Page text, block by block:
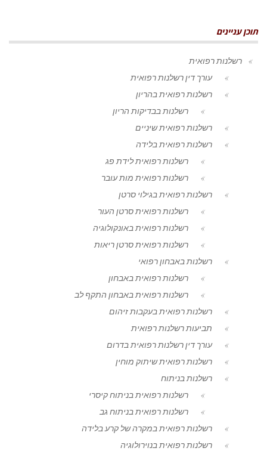
תוכן עניינים
רשלנות רפואית
עורך דין רשלנות רפואית
רשלנות רפואית בהריון
רשלנות בבדיקות הריון
רשלנות רפואית שיניים
רשלנות רפואית בלידה
רשלנות רפואית לידת פג
רשלנות רפואית מות עובר
רשלנות רפואית בגילוי סרטן
רשלנות רפואית סרטן העור
רשלנות רפואית באונקולוגיה
רשלנות רפואית סרטן ריאות
רשלנות באבחון רפואי
רשלנות רפואית באבחון
רשלנות רפואית באבחון התקף לב
רשלנות רפואית בעקבות זיהום
תביעות רשלנות רפואית
עורך דין רשלנות רפואית בדרום
רשלנות רפואית שיתוק מוחין
רשלנות בניתוח
רשלנות רפואית בניתוח קיסרי
רשלנות רפואית בניתוח גב
רשלנות רפואית במקרה של קרע בלידה
רשלנות רפואית בנוירולוגיה